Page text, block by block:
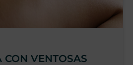
CON VENTOSAS